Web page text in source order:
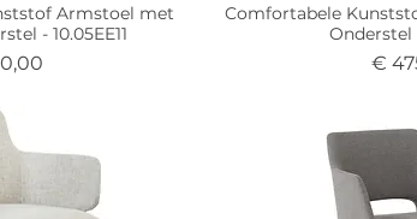
Armstoel met
- 10.05EE11
Comfortabele
Onderstel
Prijs
€